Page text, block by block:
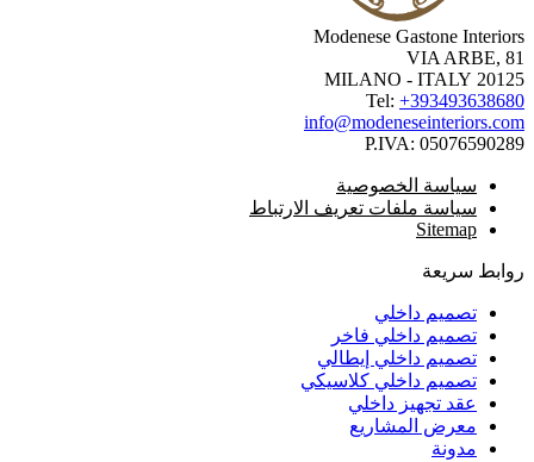
Modenese Gastone
VIA ARBE,
20125
Tel:
P.IVA:
سياسة الخصوصية
سياسة ملفات تعريف الارتباط
Sitemap
سريعة
تصميم داخلي
تصميم داخلي فاخر
تصميم داخلي إيطالي
تصميم داخلي كلاسيكي
عقد تجهيز داخلي
معرض المشاريع
مدونة